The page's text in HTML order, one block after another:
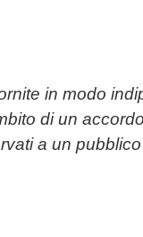
in modo
di un
a un